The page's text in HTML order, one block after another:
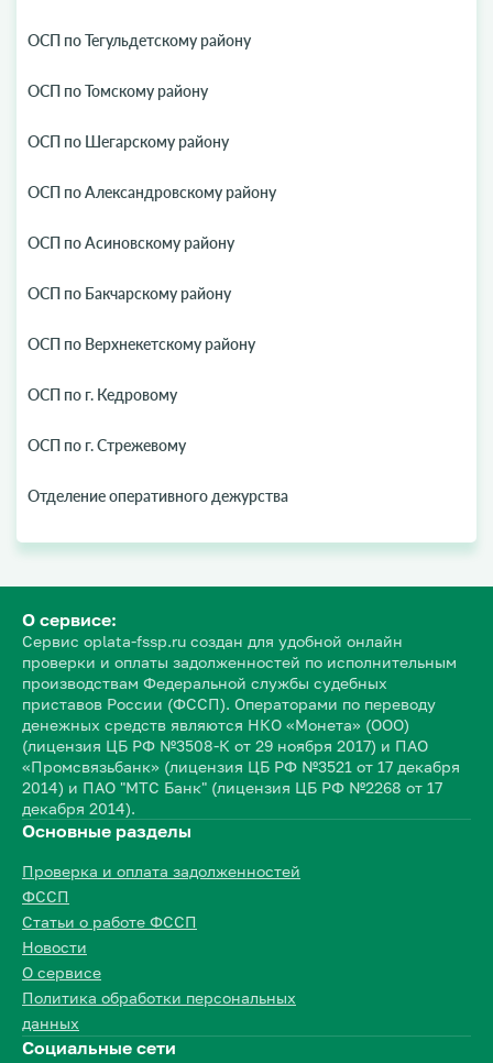
ОСП по Тегульдетскому району
ОСП по Томскому району
ОСП по Шегарскому району
ОСП по Александровскому району
ОСП по Асиновскому району
ОСП по Бакчарскому району
ОСП по Верхнекетскому району
ОСП по г. Кедровому
ОСП по г. Стрежевому
Отделение оперативного дежурства
О сервисе:
Сервис oplata-fssp.ru создан для удобной онлайн
проверки и оплаты задолженностей по исполнительным
производствам Федеральной службы судебных
приставов России (ФССП). Операторами по переводу
денежных средств являются НКО «Монета» (ООО)
(лицензия ЦБ РФ №3508-К от 29 ноября 2017) и ПАО
«Промсвязьбанк» (лицензия ЦБ РФ №3521 от 17 декабря
2014) и ПАО "МТС Банк" (лицензия ЦБ РФ №2268 от 17
декабря 2014).
Основные разделы
Проверка и оплата задолженностей
ФССП
Статьи о работе ФССП
Новости
О сервисе
Политика обработки персональных
данных
Социальные сети